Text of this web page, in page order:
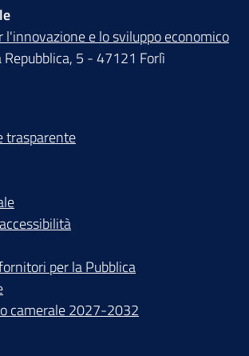
l'innovazione e lo sviluppo economico
Repubblica, 5 - 47121 Forlì
trasparente
per la Pubblica
camerale 2027-2032